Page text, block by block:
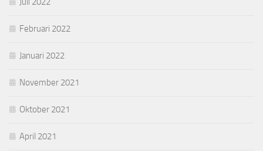
Februari 2022
Januari 2022
November 2021
Oktober 2021
April 2021